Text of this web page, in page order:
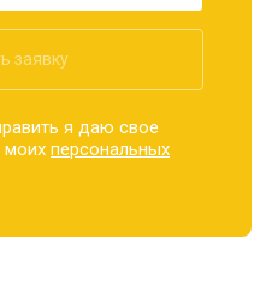
заявку
я даю свое
моихперсональных